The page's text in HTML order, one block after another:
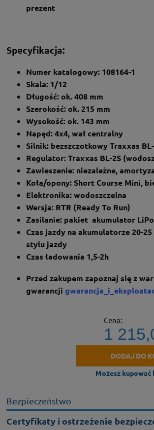
prezent
Specyfikacja:
Numer katalogowy: 108164-1
Skala: 1/12
Długość: ok. 408 mm
Szerokość: ok. 215 mm
Wysokość: ok. 143 mm
Napęd: 4x4, wał centralny
Silnik: bezszczotkowy Traxxas
Regulator: Traxxas BL-2S
Zawieszenie: niezależne,
Koła/opony: Short Course Mini,
Elektronika: wodoszczelna
Wersja: RTR (Ready To Run)
Zasilanie: pakiet akumulator LiPo
Czas jazdy na akumulatorze 20-
stylu jazdy
Czas ładowania 1,5-2h
Przed zakupem zapoznaj się z
gwarancji
Cena:
1
DODAJ DO
Możesz kupować
Bezpieczeństwo
Certyfikaty i ostrzeżenie